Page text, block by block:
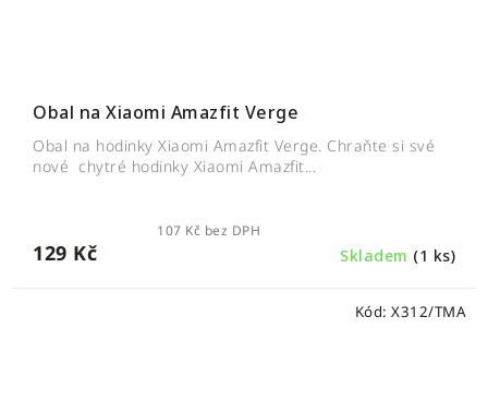
Obal na Xiaomi Amazfit Verge
Skladem (1 ks)
107 Kč bez DPH
129 Kč
Obal na hodinky Xiaomi Amazfit Verge. Chraňte si své
nové chytré hodinky Xiaomi Amazfit...
Kód: X312/TMA